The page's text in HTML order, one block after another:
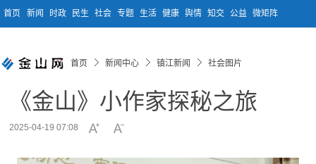
首页 新闻 时政 民生 社会 专题 生活 健康 舆情 知交 公益 微矩阵
首页 新闻中心 镇江新闻 社会图片
《金山》小作家探秘之旅
2025-04-19 07:08